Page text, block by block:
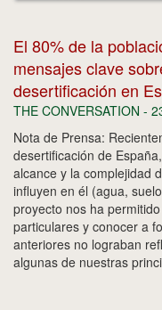
El 80% de la
mensajes clave
desertificación en
THE CONVERSATION -
Nota de Prensa:
desertificación de
alcance y la complejidad
influyen en él (agua,
proyecto nos ha
particulares y conocer a
anteriores no lograban
algunas de nuestras